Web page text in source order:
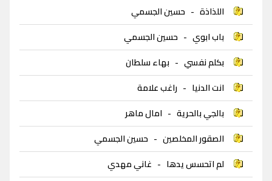
اللذاذة - حسين الجسمي
باب ابوي - حسين الجسمي
بكلم نفسي - بهاء سلطان
انت الدنيا - راغب علامة
بالجي بالحرية - امال ماهر
الصقور المخلصين - حسين الجسمي
لم اتحسس يدها - غاني مهدي